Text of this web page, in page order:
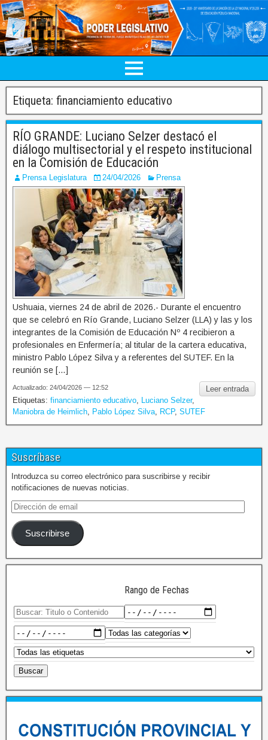
Etiqueta: financiamiento educativo
RÍO GRANDE: Luciano Selzer destacó el
diálogo multisectorial y el respeto institucional
en la Comisión de Educación
Prensa Legislatura 24/04/2026 Prensa
Ushuaia, viernes 24 de abril de 2026.- Durante el encuentro
que se celebró en Río Grande, Luciano Selzer (LLA) y las y los
integrantes de la Comisión de Educación Nº 4 recibieron a
profesionales en Enfermería; al titular de la cartera educativa,
ministro Pablo López Silva y a referentes del SUTEF. En la
reunión se […]
Leer entrada
Actualizado: 24/04/2026 — 12:52
Etiquetas: financiamiento educativo Luciano Selzer,
Maniobra de Heimlich
Pablo López Silva RCP, SUTEF
Suscríbase
Introduzca su correo electrónico para suscribirse y recibir
notificaciones de nuevas noticias.
Suscribirse
Rango de Fechas